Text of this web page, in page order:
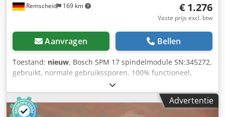
Remscheid 169 km € 1.276
Vaste prijs excl. btw
Aanvragen Bellen
Toestand: nieuw, Bosch SPM 17 spindelmodule SN:345272,
gebruikt, normale gebruikssporen, 100% functioneel,
levering volgens foto's. Djdsx Eqy Eopfx Ag Rjwa
Advertentie